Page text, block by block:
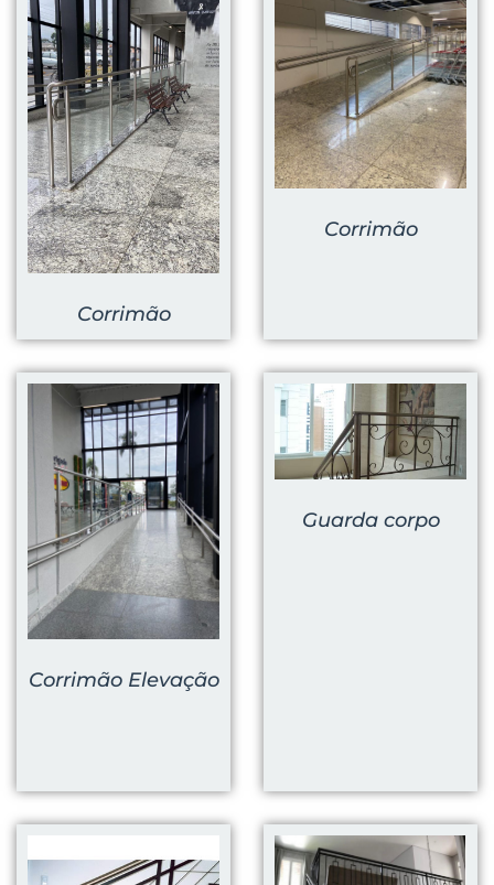
Corrimão
Corrimão
Corrimão Elevação
Guarda corpo